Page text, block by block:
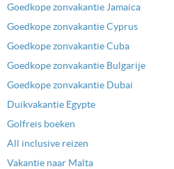
Goedkope zonvakantie Jamaica
Goedkope zonvakantie Cyprus
Goedkope zonvakantie Cuba
Goedkope zonvakantie Bulgarije
Goedkope zonvakantie Dubai
Duikvakantie Egypte
Golfreis boeken
All inclusive reizen
Vakantie naar Malta